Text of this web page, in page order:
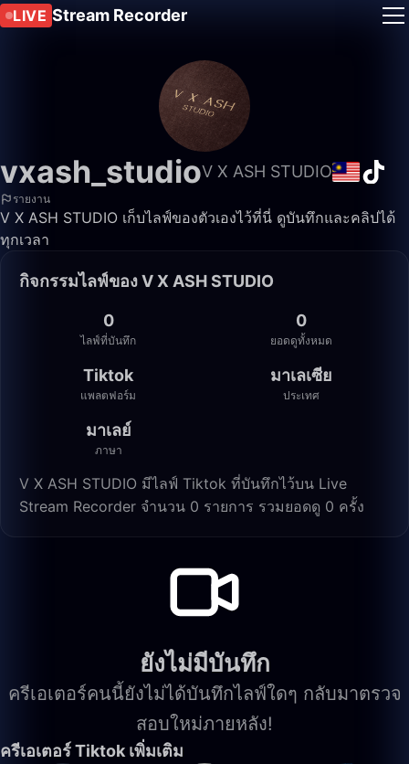
LIVE Stream Recorder
vxash_studioV X ASH STUDIO
รายงาน
V X ASH STUDIO เก็บไลฟ์ของตัวเองไว้ที่นี่ ดูบันทึกและคลิปได้
ทุกเวลา
กิจกรรมไลฟ์ของ V X ASH STUDIO
0
ไลฟ์ที่บันทึก
0
ยอดดูทั้งหมด
Tiktok
แพลตฟอร์ม
มาเลเซีย
ประเทศ
มาเลย์
ภาษา
V X ASH STUDIO มีไลฟ์ Tiktok ที่บันทึกไว้บน Live
Stream Recorder จำนวน 0 รายการ รวมยอดดู 0 ครั้ง
ยังไม่มีบันทึก
ครีเอเตอร์คนนี้ยังไม่ได้บันทึกไลฟ์ใดๆ กลับมาตรวจ
สอบใหม่ภายหลัง!
ครีเอเตอร์ Tiktok เพิ่มเติม